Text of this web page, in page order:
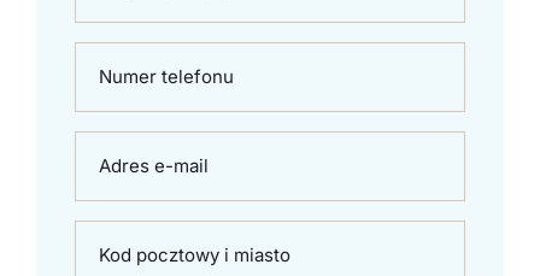
Numer telefonu
Adres e-mail
Kod pocztowy i miasto